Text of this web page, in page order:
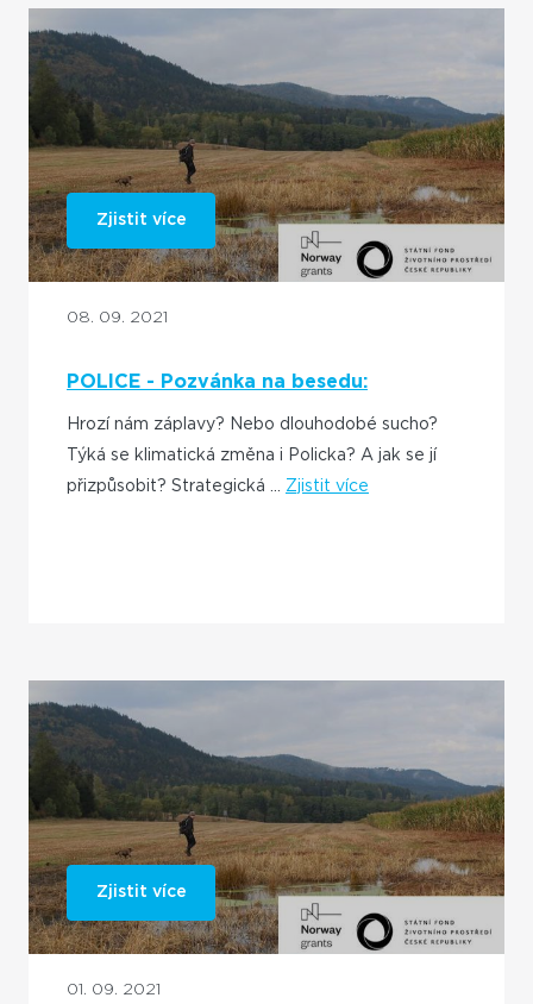
Zjistit více
08. 09. 2021
POLICE - Pozvánka na besedu:
Hrozí nám záplavy? Nebo dlouhodobé sucho?
Týká se klimatická změna i Policka? A jak se jí
přizpůsobit? Strategická ... Zjistit více
Zjistit více
01. 09. 2021